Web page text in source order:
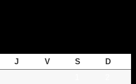
J V S
D